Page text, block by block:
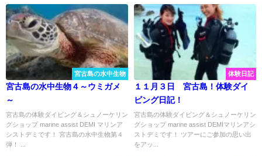
宮古島の水中生物
宮古島の水中生物４～ウミガメ
～
宮古島の体験ダイビング＆シュノーケリン
グショップ marine assist DEMI マリンア
シストデミです！ 宮古島の水中生物第４
弾！ ...
体験日記
１１月３日 宮古島！体験ダイ
ビング日記！
宮古島の体験ダイビング＆シュノーケリン
グショップ marine assist DEMIマリンアシ
ストデミです！ ツアーにご参加の思い出
をアッ...